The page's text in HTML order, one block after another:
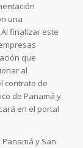
una
finalizar este
que
al
contrato de
de Panamá y
en el portal
y San